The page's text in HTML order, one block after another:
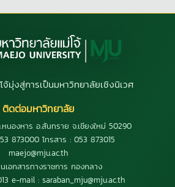
มุ่งสู่การเป็นมหาวิทยาลัยเชิงนิเวศ
ติดต่อมหาวิทยาลัย
นองหาร อ.สันทราย จ.เชียงใหม่ 50290
873000 โทรสาร : 053 873015
maejo@mju.ac.th
เอกสารทางราชการ กองกลาง
e-mail : saraban_mju@mju.ac.th